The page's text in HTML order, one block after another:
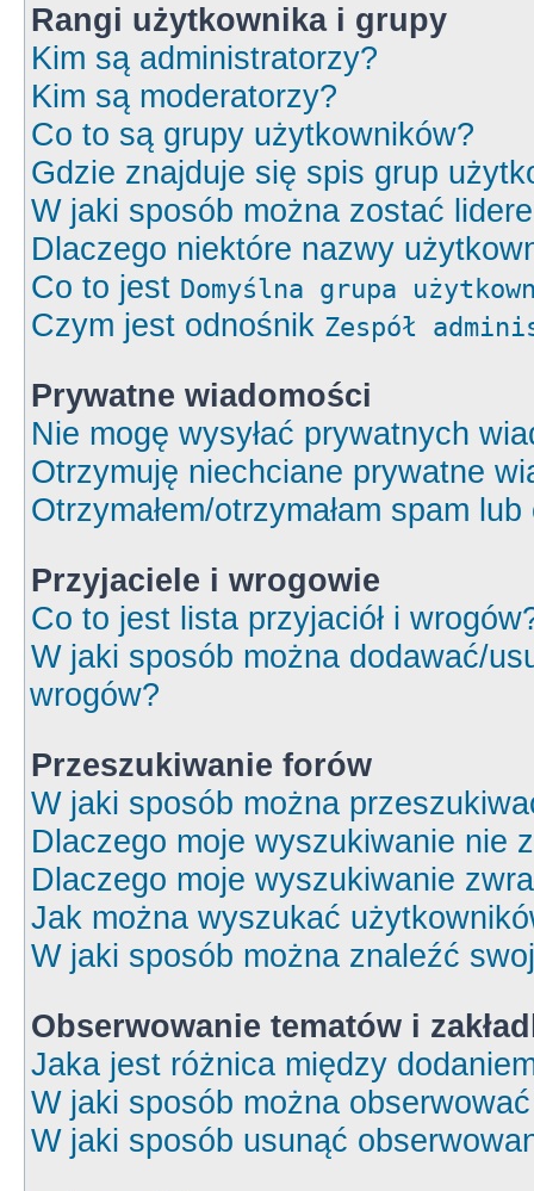
Rangi użytkownika i grupy
Kim są administratorzy?
Kim są moderatorzy?
Co to są grupy użytkowników?
Gdzie znajduje się spis grup
W jaki sposób można zostać
Dlaczego niektóre nazwy
Co to jest Domyślna grupa
Czym jest odnośnik Zespół
Prywatne wiadomości
Nie mogę wysyłać prywatnych
Otrzymuję niechciane prywatne
Otrzymałem/otrzymałam spam
Przyjaciele i wrogowie
Co to jest lista przyjaciół i
W jaki sposób można dodawać/
wrogów?
Przeszukiwanie forów
W jaki sposób można
Dlaczego moje wyszukiwanie nie
Dlaczego moje wyszukiwanie
Jak można wyszukać
W jaki sposób można znaleźć
Obserwowanie tematów i
Jaka jest różnica między
W jaki sposób można
W jaki sposób usunąć